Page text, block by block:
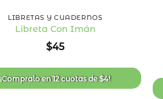
de
deseos
LIBRETAS Y CUADERNOS
Libreta Con Imán
$45
¡Compralo en12 cuotasde$4!